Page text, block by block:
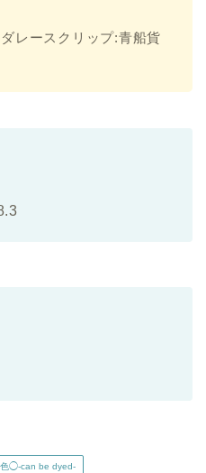
レースクリップ:青船貨
◯-can be dyed-